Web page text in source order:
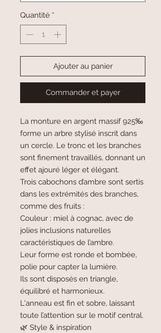
Quantité *
Ajouter au panier
Commander et payer
La monture en argent massif 925‰
forme un arbre stylisé inscrit dans
un cercle. Le tronc et les branches
sont finement travaillés, donnant un
effet ajouré léger et élégant.
Trois cabochons d’ambre sont sertis
dans les extrémités des branches,
comme des fruits :
Couleur : miel à cognac, avec de
jolies inclusions naturelles
caractéristiques de l’ambre.
Leur forme est ronde et bombée,
polie pour capter la lumière.
Ils sont disposés en triangle,
équilibré et harmonieux.
L'anneau est fin et sobre, laissant
toute l’attention sur le motif central.
🌿 Style & inspiration